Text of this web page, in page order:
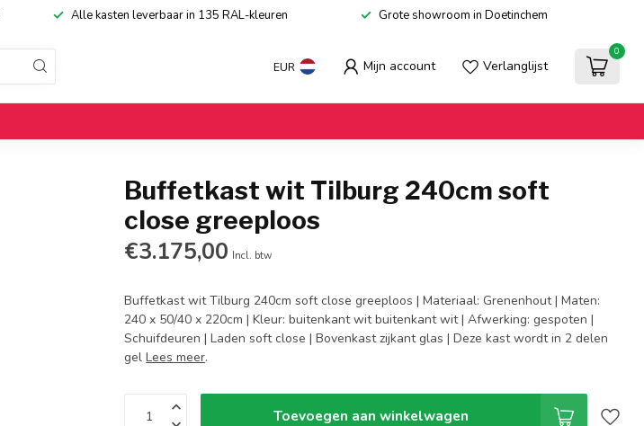
Alle kasten leverbaar in 135 RAL-kleuren Grote showroom in Doetinchem
EUR Mijn account Verlanglijst
0
Buffetkast wit Tilburg 240cm soft
close greeploos
€3.175,00 Incl. btw
Buffetkast wit Tilburg 240cm soft close greeploos | Materiaal: Grenenhout | Maten:
240 x 50/40 x 220cm | Kleur: buitenkant wit buitenkant wit | Afwerking: gespoten |
Schuifdeuren | Laden soft close | Bovenkast zijkant glas | Deze kast wordt in 2 delen
gelLees meer.
Toevoegen aan winkelwagen